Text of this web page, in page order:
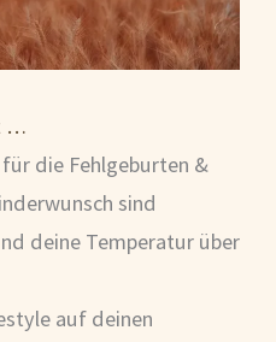
…
die Fehlgeburten &
sind
deine Temperatur über
auf deinen